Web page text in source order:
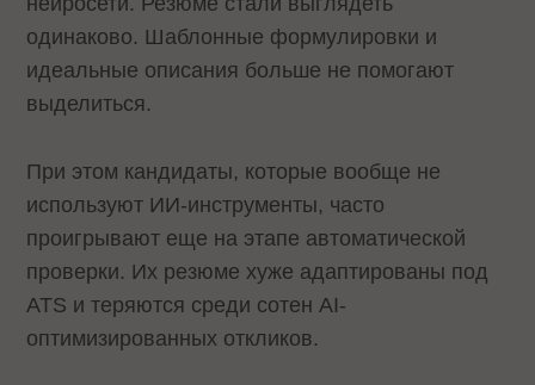
одинаково. Шаблонные формулировки и
идеальные описания больше не помогают
выделиться.
При этом кандидаты, которые вообще не
используют ИИ-инструменты, часто
проигрывают еще на этапе автоматической
проверки. Их резюме хуже адаптированы под
ATS и теряются среди сотен AI-
оптимизированных откликов.